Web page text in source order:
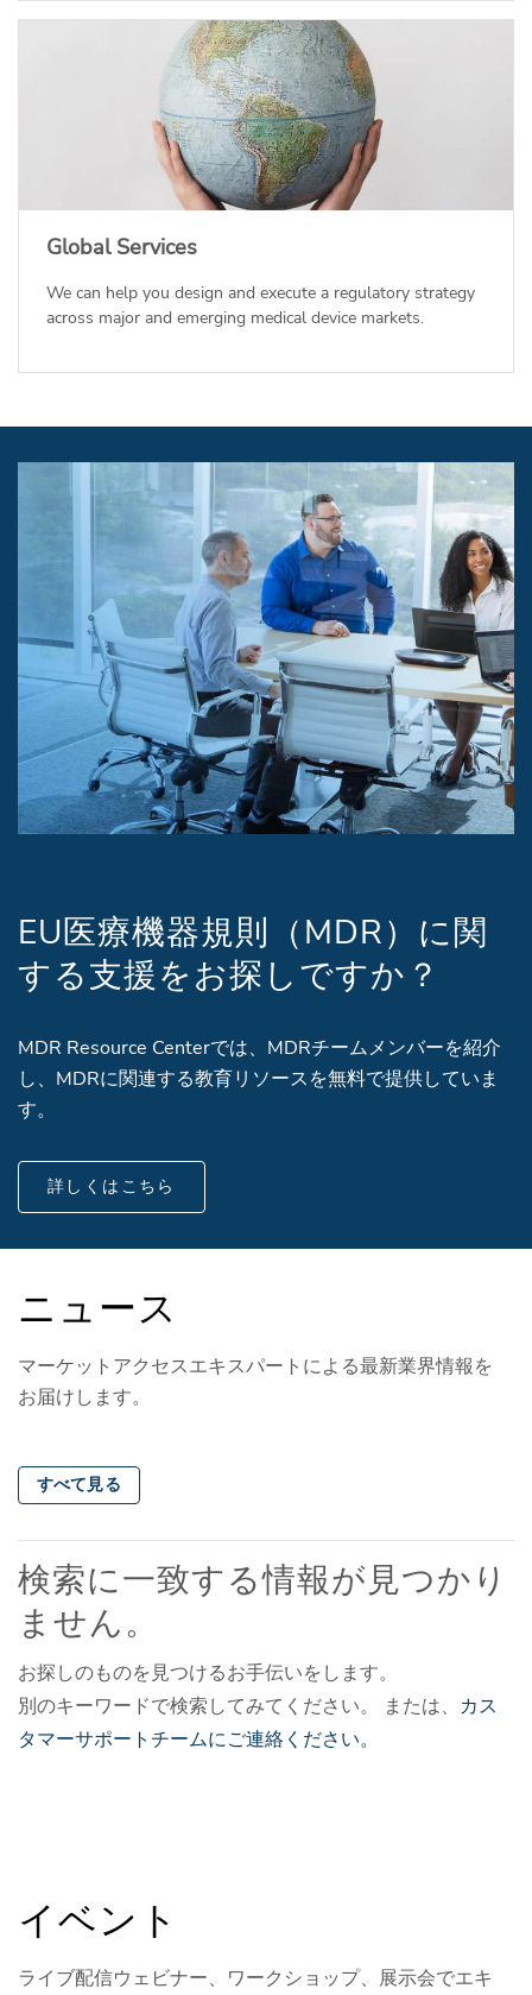
Global Services
We can help you design and execute a regulatory strategy
across major and emerging medical device markets.
EU医療機器規則（MDR）に関
する支援をお探しですか？
MDR Resource Centerでは、MDRチームメンバーを紹介
し、MDRに関連する教育リソースを無料で提供していま
す。
詳しくはこちら
ニュース
マーケットアクセスエキスパートによる最新業界情報を
お届けします。
すべて見る
検索に一致する情報が見つかり
ません。
お探しのものを見つけるお手伝いをします。
別のキーワードで検索してみてください。 または、 カス
タマーサポートチームにご連絡ください。
イベント
ライブ配信ウェビナー、ワークショップ、展示会でエキ